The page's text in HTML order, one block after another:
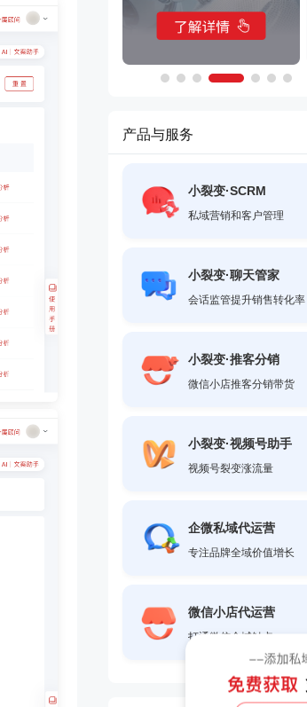
产品与服务
小裂变·SCRM
私域营销和客户管理
小裂变·聊天管家
会话监管提升销售转化率
小裂变·推客分销
微信小店推客分销带货
小裂变·视频号助手
视频号裂变涨流量
企微私域代运营
专注品牌全域价值增长
微信小店代运营
打通微信全域触点